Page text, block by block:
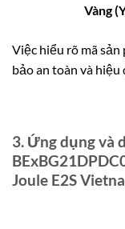
Vàng
Việc hiểu rõ mã
bảo an toàn và hiệu
3. Ứng dụng và
Joule E2S